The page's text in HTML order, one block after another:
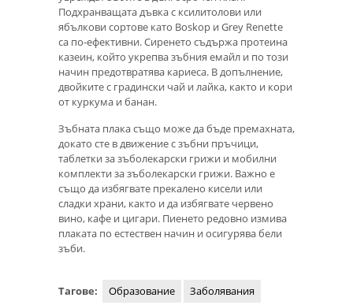
Подхранващата дъвка с ксилитолови или
ябълкови сортове като Boskop и Grey Renette
са по-ефективни. Сиренето съдържа протеина
казеин, който укрепва зъбния емайл и по този
начин предотвратява кариеса. В допълнение,
двойките с градински чай и лайка, както и кори
от куркума и банан.
Зъбната плака също може да бъде премахната,
докато сте в движение с зъбни пръчици,
таблетки за зъболекарски грижи и мобилни
комплекти за зъболекарски грижи. Важно е
също да избягвате прекалено кисели или
сладки храни, както и да избягвате червено
вино, кафе и цигари. Пиенето редовно измива
плаката по естествен начин и осигурява бели
зъби.
Тагове: Образование
Заболявания